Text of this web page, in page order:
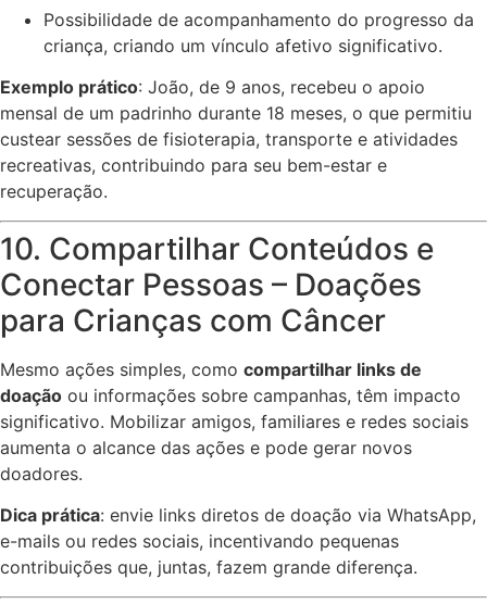
Possibilidade de acompanhamento do progresso da
criança, criando um vínculo afetivo significativo.
Exemplo prático: João, de 9 anos, recebeu o apoio
mensal de um padrinho durante 18 meses, o que permitiu
custear sessões de fisioterapia, transporte e atividades
recreativas, contribuindo para seu bem-estar e
recuperação.
10. Compartilhar Conteúdos e
Conectar Pessoas – Doações
para Crianças com Câncer
Mesmo ações simples, como compartilhar links de
doação ou informações sobre campanhas, têm impacto
significativo. Mobilizar amigos, familiares e redes sociais
aumenta o alcance das ações e pode gerar novos
doadores.
Dica prática: envie links diretos de doação via WhatsApp,
e-mails ou redes sociais, incentivando pequenas
contribuições que, juntas, fazem grande diferença.